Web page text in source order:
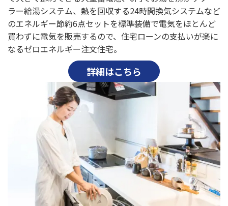
ラー給湯システム、熱を回収する24時間換気システムなど
のエネルギー節約6点セットを標準装備で電気をほとんど
買わずに電気を販売するので、住宅ローンの支払いが楽に
なるゼロエネルギー注文住宅。
詳細はこちら